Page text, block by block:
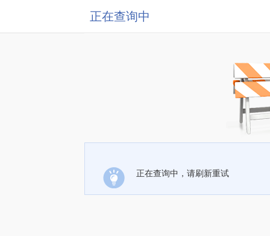
正在查询中
正在查询中，请刷新重试